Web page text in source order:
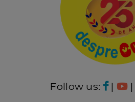
Follow us: | |